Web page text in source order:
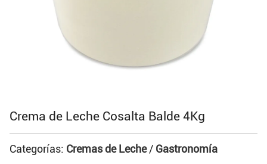
Crema de Leche Cosalta Balde 4Kg
Categorías: Cremas de Leche/ Gastronomía